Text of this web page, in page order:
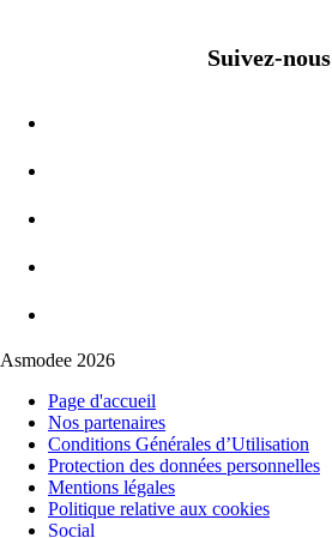
Suivez-nous
Asmodee 2026
Page d'accueil
Nos partenaires
Conditions Générales d’Utilisation
Protection des données personnelles
Mentions légales
Politique relative aux cookies
Social